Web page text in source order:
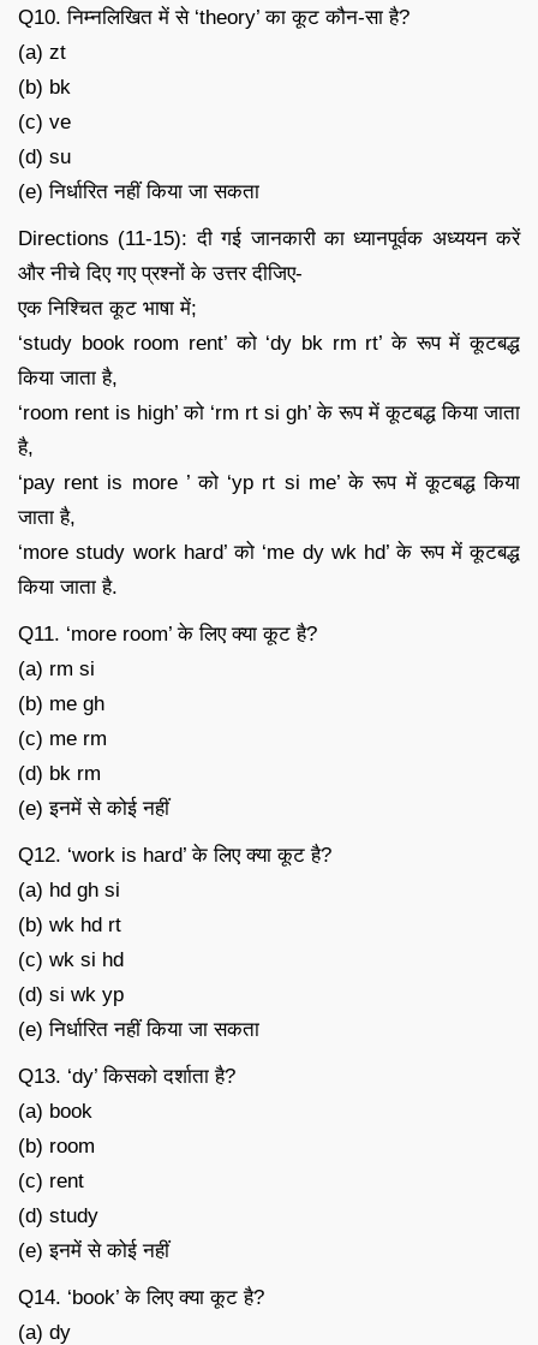
Q10. निम्नलिखित में से ‘theory’ का कूट कौन-सा है?
(a) zt
(b) bk
(c) ve
(d) su
(e) निर्धारित नहीं किया जा सकता
Directions (11-15): दी गई जानकारी का ध्यानपूर्वक अध्ययन करें
और नीचे दिए गए प्रश्नों के उत्तर दीजिए-
एक निश्चित कूट भाषा में;
‘study book room rent’ को ‘dy bk rm rt’ के रूप में कूटबद्ध
किया जाता है,
‘room rent is high’ को ‘rm rt si gh’ के रूप में कूटबद्ध किया जाता
है,
‘pay rent is more ’ को ‘yp rt si me’ के रूप में कूटबद्ध किया
जाता है,
‘more study work hard’ को ‘me dy wk hd’ के रूप में कूटबद्ध
किया जाता है.
Q11. ‘more room’ के लिए क्या कूट है?
(a) rm si
(b) me gh
(c) me rm
(d) bk rm
(e) इनमें से कोई नहीं
Q12. ‘work is hard’ के लिए क्या कूट है?
(a) hd gh si
(b) wk hd rt
(c) wk si hd
(d) si wk yp
(e) निर्धारित नहीं किया जा सकता
Q13. ‘dy’ किसको दर्शाता है?
(a) book
(b) room
(c) rent
(d) study
(e) इनमें से कोई नहीं
Q14. ‘book’ के लिए क्या कूट है?
(a) dy